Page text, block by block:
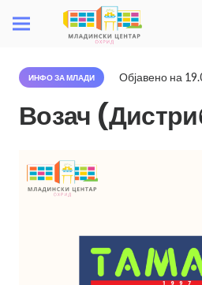
ИНФО ЗА МЛАДИ Објавено на
Возач